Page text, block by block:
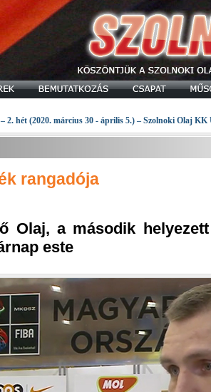
2. hét (2020. március 30 - április 5.) – Szolnoki Olaj KK
rangadója
Olaj, a második
este